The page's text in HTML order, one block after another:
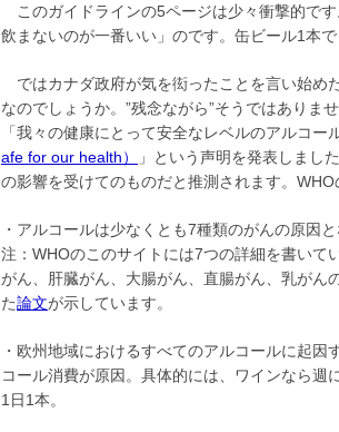
このガイドラインの5ページは少々衝撃的で
飲まないのが一番いい」のです。缶ビール1本
ではカナダ政府が気を衒ったことを言い始め
なのでしょうか。”残念ながら”そうではありま
「我々の健康にとって安全なレベルのアルコー
afe for our health）
」という声明を発表しまし
の影響を受けてのものだと推測されます。WHO
・アルコールは少なくとも7種類のがんの原因と
注：WHOのこのサイトには7つの詳細を書いて
がん、肝臓がん、大腸がん、直腸がん、乳が
た論文が示しています。
・欧州地域におけるすべてのアルコールに起
コール消費が原因。具体的には、ワインなら
1日1本。